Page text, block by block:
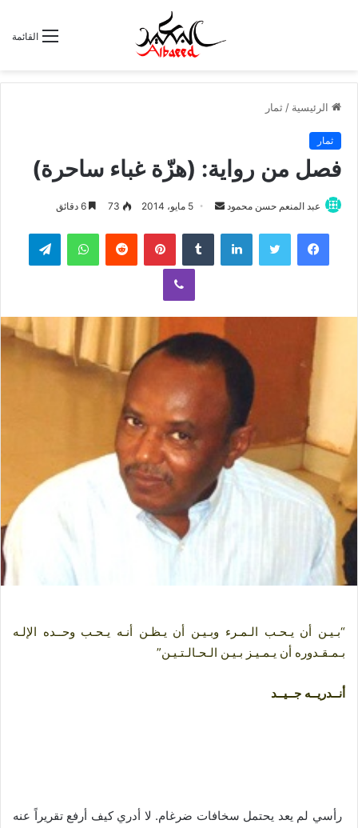
القائمة
الرئيسية / ثمار
ثمار
فصل من رواية: (هزّة غباء ساحرة)
عبد المنعم حسن محمود
ل
د
ا
ك
ن
ي
5 مايو، 2014 73
لينكدإن بينتيريست واتساب
ڤايبر
“بـيـن أن يـحـب الـمـرء وبـيـن أن يـظـن أنـه يـحـب وحــده الإلـه
بـمـقـدوره أن يـمـيـز بـيـن الـحـالـتـيـن”
أنــدريــه جــيــد
رأسي لم يعد يحتمل سخافات ضرغام. لا أدري كيف أرفع تقريراً عنه